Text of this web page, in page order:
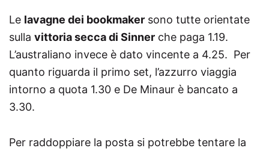
Le lavagne dei bookmaker sono tutte orientate
sulla vittoria secca di Sinner che paga 1.19.
L’australiano invece è dato vincente a 4.25. Per
quanto riguarda il primo set, l’azzurro viaggia
intorno a quota 1.30 e De Minaur è bancato a
3.30.
Per raddoppiare la posta si potrebbe tentare la